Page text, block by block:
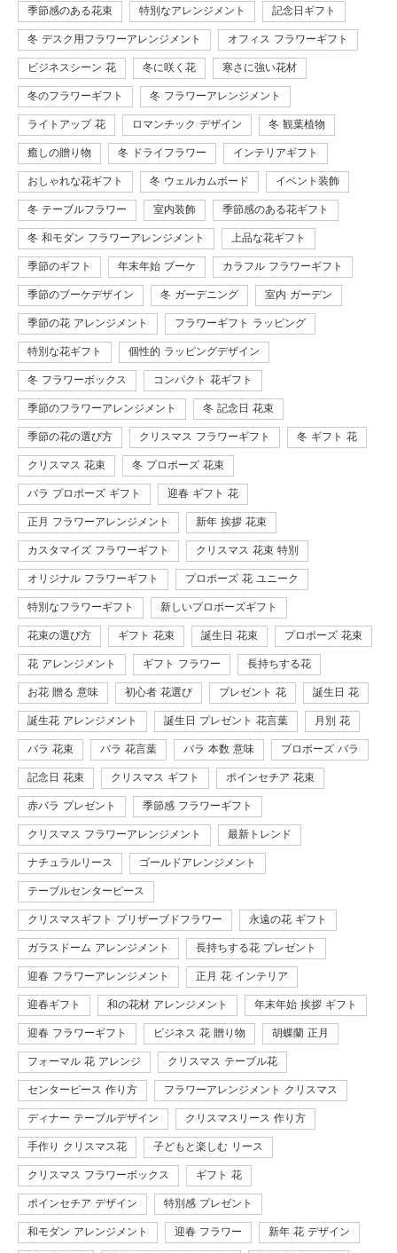
季節感のある花束 特別なアレンジメント 記念日ギフト
冬 デスク用フラワーアレンジメント オフィス フラワーギフト
ビジネスシーン 花 冬に咲く花 寒さに強い花材
冬のフラワーギフト 冬 フラワーアレンジメント
ライトアップ 花 ロマンチック デザイン 冬 観葉植物
癒しの贈り物 冬 ドライフラワー インテリアギフト
おしゃれな花ギフト 冬 ウェルカムボード イベント装飾
冬 テーブルフラワー 室内装飾 季節感のある花ギフト
冬 和モダン フラワーアレンジメント 上品な花ギフト
季節のギフト 年末年始 ブーケ カラフル フラワーギフト
季節のブーケデザイン 冬 ガーデニング 室内 ガーデン
季節の花 アレンジメント フラワーギフト ラッピング
特別な花ギフト 個性的 ラッピングデザイン
冬 フラワーボックス コンパクト 花ギフト
季節のフラワーアレンジメント 冬 記念日 花束
季節の花の選び方 クリスマス フラワーギフト 冬 ギフト 花
クリスマス 花束 冬 プロポーズ 花束
バラ プロポーズ ギフト 迎春 ギフト 花
正月 フラワーアレンジメント 新年 挨拶 花束
カスタマイズ フラワーギフト クリスマス 花束 特別
オリジナル フラワーギフト プロポーズ 花 ユニーク
特別なフラワーギフト 新しいプロポーズギフト
花束の選び方 ギフト 花束 誕生日 花束 プロポーズ 花束
花 アレンジメント ギフト フラワー 長持ちする花
お花 贈る 意味 初心者 花選び プレゼント 花 誕生日 花
誕生花 アレンジメント 誕生日 プレゼント 花言葉 月別 花
バラ 花束 バラ 花言葉 バラ 本数 意味 プロポーズ バラ
記念日 花束 クリスマス ギフト ポインセチア 花束
赤バラ プレゼント 季節感 フラワーギフト
クリスマス フラワーアレンジメント 最新トレンド
ナチュラルリース ゴールドアレンジメント
テーブルセンターピース
クリスマスギフト プリザーブドフラワー 永遠の花 ギフト
ガラスドーム アレンジメント 長持ちする花 プレゼント
迎春 フラワーアレンジメント 正月 花 インテリア
迎春ギフト 和の花材 アレンジメント 年末年始 挨拶 ギフト
迎春 フラワーギフト ビジネス 花 贈り物 胡蝶蘭 正月
フォーマル 花 アレンジ クリスマス テーブル花
センターピース 作り方 フラワーアレンジメント クリスマス
ディナー テーブルデザイン クリスマスリース 作り方
手作り クリスマス花 子どもと楽しむ リース
クリスマス フラワーボックス ギフト 花
ポインセチア デザイン 特別感 プレゼント
和モダン アレンジメント 迎春 フラワー 新年 花 デザイン